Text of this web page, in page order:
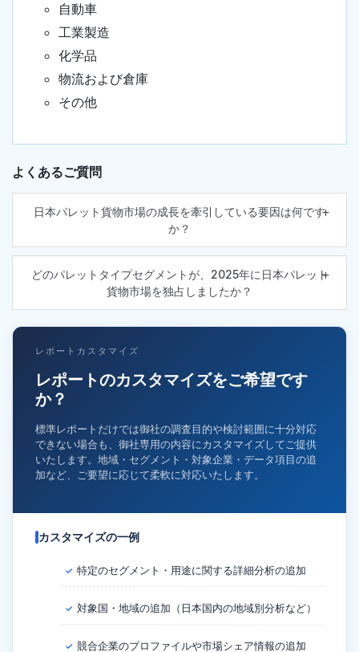
自動車
工業製造
化学品
物流および倉庫
その他
よくあるご質問
日本パレット貨物市場の成長を牽引している要因は何です
か？
どのパレットタイプセグメントが、2025年に日本パレット
貨物市場を独占しましたか？
レポートカスタマイズ
レポートのカスタマイズをご希望です
か？
標準レポートだけでは御社の調査目的や検討範囲に十分対応
できない場合も、御社専用の内容にカスタマイズしてご提供
いたします。地域・セグメント・対象企業・データ項目の追
加など、ご要望に応じて柔軟に対応いたします。
カスタマイズの一例
✓ 特定のセグメント・用途に関する詳細分析の追加
✓ 対象国・地域の追加（日本国内の地域別分析など）
✓ 競合企業のプロファイルや市場シェア情報の追加